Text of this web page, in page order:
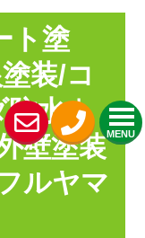
MENU
ト塗
装/コ
水｜
壁塗装
ルヤマ